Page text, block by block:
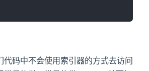
代码中不会使用索引器的方式去访问